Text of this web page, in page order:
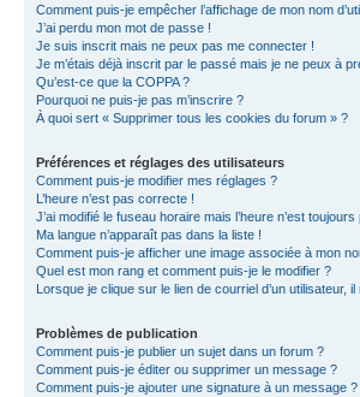
Comment puis-je empêcher l’affichage de mon nom
J’ai perdu mon mot de passe !
Je suis inscrit mais ne peux pas me connecter !
Je m’étais déjà inscrit par le passé mais je ne peux à
Qu’est-ce que la COPPA ?
Pourquoi ne puis-je pas m’inscrire ?
À quoi sert « Supprimer tous les cookies du forum » ?
Préférences et réglages des utilisateurs
Comment puis-je modifier mes réglages ?
L’heure n’est pas correcte !
J’ai modifié le fuseau horaire mais l’heure n’est
Ma langue n’apparaît pas dans la liste !
Comment puis-je afficher une image associée à mon
Quel est mon rang et comment puis-je le modifier ?
Lorsque je clique sur le lien de courriel d’un utilisateur,
Problèmes de publication
Comment puis-je publier un sujet dans un forum ?
Comment puis-je éditer ou supprimer un message ?
Comment puis-je ajouter une signature à un message ?